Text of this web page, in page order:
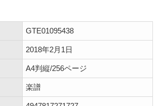
GTE01095438
2018年2月1日
A4判縦/256ページ
楽譜